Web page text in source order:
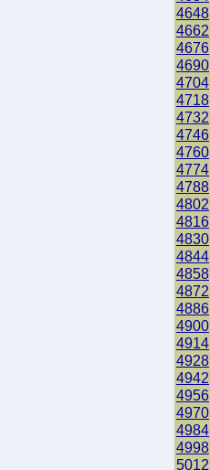
4648
4662
4676
4690
4704
4718
4732
4746
4760
4774
4788
4802
4816
4830
4844
4858
4872
4886
4900
4914
4928
4942
4956
4970
4984
4998
5012